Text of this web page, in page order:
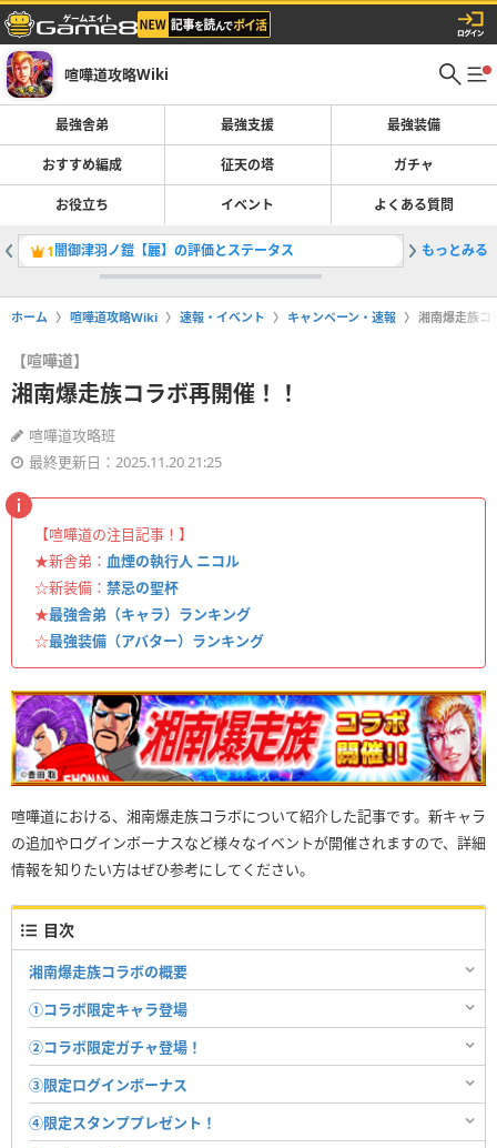
喧嘩道攻略Wiki
最強舎弟 最強支援 最強装備
おすすめ編成 征天の塔 ガチャ
お役立ち イベント よくある質問
1 闇御津羽ノ鎧【麗】の評価とステータス 2ケンカ
もっとみる
ホーム 喧嘩道攻略Wiki 速報・イベント キャンペーン・速報 湘南爆走族コ
【喧嘩道】
湘南爆走族コラボ再開催！！
喧嘩道攻略班
最終更新日：2025.11.20 21:25
【喧嘩道の注目記事！】
★新舎弟： 血煙の執行人 ニコル
☆新装備： 禁忌の聖杯
★最強舎弟（キャラ）ランキング
☆最強装備（アバター）ランキング
喧嘩道における、湘南爆走族コラボについて紹介した記事です。新キャラ
の追加やログインボーナスなど様々なイベントが開催されますので、詳細
情報を知りたい方はぜひ参考にしてください。
目次
湘南爆走族コラボの概要
①コラボ限定キャラ登場
②コラボ限定ガチャ登場！
③限定ログインボーナス
④限定スタンププレゼント！